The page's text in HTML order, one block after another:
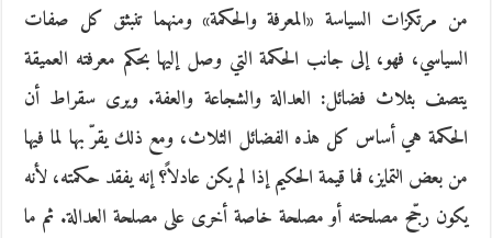
من مرتكزات السياسة «المعرفة والحكمة» ومنهما تنبثق كل صفات
السياسي، فهو، إلى جانب الحكمة التي وصل إليها بحكم معرفته العميقة
يتصف بثلاث فضائل: العدالة والشجاعة والعفة. ويرى سقراط أن
الحكمة هي أساس كل هذه الفضائل الثلاث، ومع ذلك يقرّ بها لما فيها
من بعض التمايز، فما قيمة الحكيم إذا لم يكن عادلاً؟ إنه يفقد حكمته، لأنه
يكون رجّح مصلحته أو مصلحة خاصة أخرى على مصلحة العدالة. ثم ما